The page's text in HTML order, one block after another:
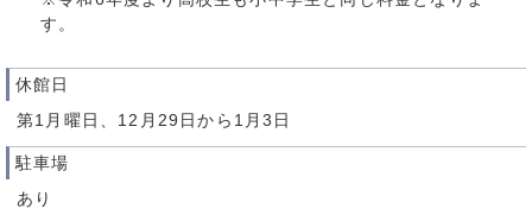
す。
休館日
第1月曜日、12月29日から1月3日
駐車場
あり